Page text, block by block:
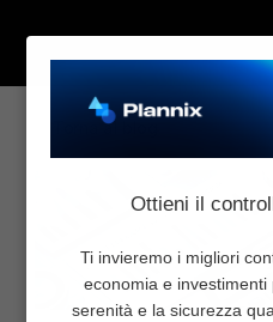
Ottieni il
Ti invieremo i migliori
economia e
serenità e la sicurezza
Inizia da qui
Pricing
Torna al blog